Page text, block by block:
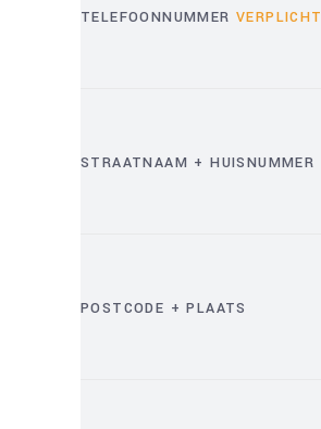
TELEFOONNUMMER VERPLICHT
STRAATNAAM + HUISNUMMER
POSTCODE + PLAATS